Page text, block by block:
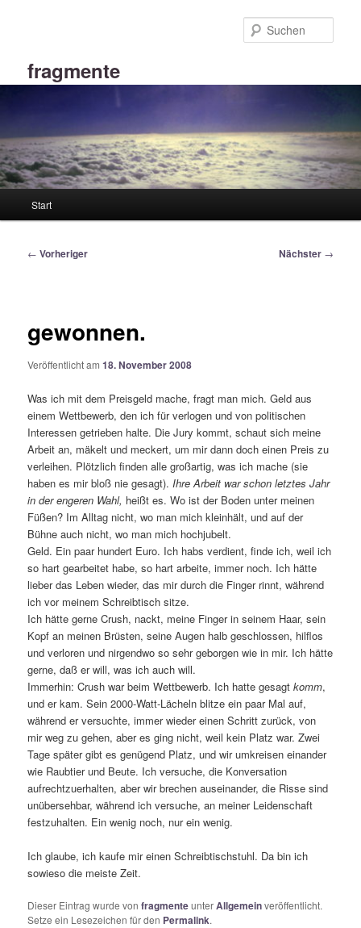
fragmente
Start
Beitragsnavigation
← Vorheriger Nächster →
gewonnen.
Veröffentlicht am18. November 2008
Was ich mit dem Preisgeld mache, fragt man mich. Geld aus
einem Wettbewerb, den ich für verlogen und von politischen
Interessen getrieben halte. Die Jury kommt, schaut sich meine
Arbeit an, mäkelt und meckert, um mir dann doch einen Preis zu
verleihen. Plötzlich finden alle großartig, was ich mache (sie
haben es mir bloß nie gesagt). Ihre Arbeit war schon letztes Jahr
in der engeren Wahl, heißt es. Wo ist der Boden unter meinen
Füßen? Im Alltag nicht, wo man mich kleinhält, und auf der
Bühne auch nicht, wo man mich hochjubelt.
Geld. Ein paar hundert Euro. Ich habs verdient, finde ich, weil ich
so hart gearbeitet habe, so hart arbeite, immer noch. Ich hätte
lieber das Leben wieder, das mir durch die Finger rinnt, während
ich vor meinem Schreibtisch sitze.
Ich hätte gerne Crush, nackt, meine Finger in seinem Haar, sein
Kopf an meinen Brüsten, seine Augen halb geschlossen, hilflos
und verloren und nirgendwo so sehr geborgen wie in mir. Ich hätte
gerne, daß er will, was ich auch will.
Immerhin: Crush war beim Wettbewerb. Ich hatte gesagtkomm,
und er kam. Sein 2000-Watt-Lächeln blitze ein paar Mal auf,
während er versuchte, immer wieder einen Schritt zurück, von
mir weg zu gehen, aber es ging nicht, weil kein Platz war. Zwei
Tage später gibt es genügend Platz, und wir umkreisen einander
wie Raubtier und Beute. Ich versuche, die Konversation
aufrechtzuerhalten, aber wir brechen auseinander, die Risse sind
unübersehbar, während ich versuche, an meiner Leidenschaft
festzuhalten. Ein wenig noch, nur ein wenig.
Ich glaube, ich kaufe mir einen Schreibtischstuhl. Da bin ich
sowieso die meiste Zeit.
Dieser Eintrag wurde vonfragmenteunterAllgemeinveröffentlicht.
Setze ein Lesezeichen für den Permalink.